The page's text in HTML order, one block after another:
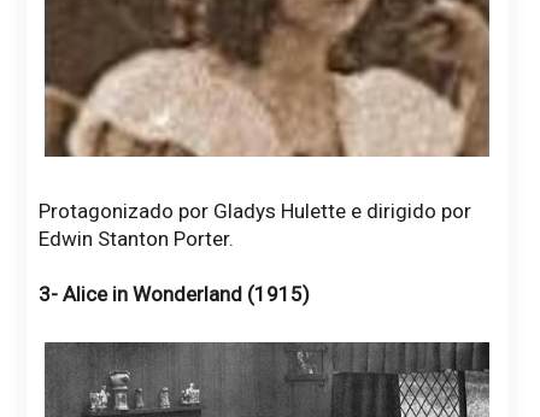
Protagonizado por Gladys Hulette e dirigido por
Edwin Stanton Porter.
3- Alice in Wonderland (1915)